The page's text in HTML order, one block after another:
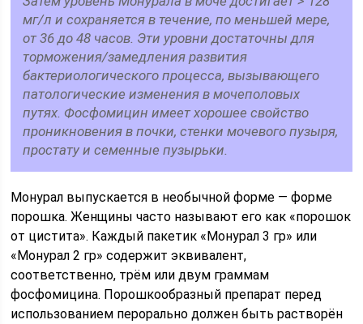
мг/л и сохраняется в течение, по меньшей мере,
от 36 до 48 часов. Эти уровни достаточны для
торможения/замедления развития
бактериологического процесса, вызывающего
патологические изменения в мочеполовых
путях. Фосфомицин имеет хорошее свойство
проникновения в почки, стенки мочевого пузыря,
простату и семенные пузырьки.
Монурал выпускается в необычной форме — форме
порошка. Женщины часто называют его как «порошок
от цистита». Каждый пакетик «Монурал 3 гр» или
«Монурал 2 гр» содержит эквивалент,
соответственно, трём или двум граммам
фосфомицина. Порошкообразный препарат перед
использованием перорально должен быть растворён